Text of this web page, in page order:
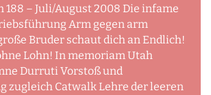
188 – Juli/August 2008 Die infame
Arm gegen arm
Bruder schaut dich an Endlich!
Lohn! In memoriam Utah
Durruti Vorstoß und
zugleich Catwalk Lehre der leeren